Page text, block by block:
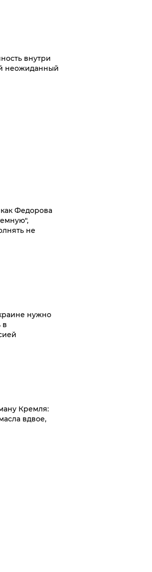
внутри
неожиданный
Федорова
не
нужно
в
Кремля:
вдвое,